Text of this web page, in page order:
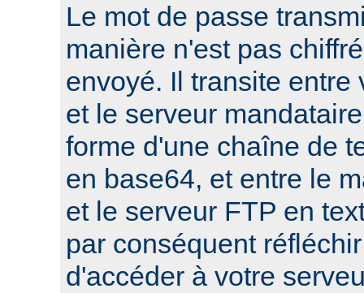
Le mot de passe
manière n'est pas
envoyé. Il transite entre
et le serveur
forme d'une chaîne de
en base64, et entre le
et le serveur FTP en
par conséquent
d'accéder à votre